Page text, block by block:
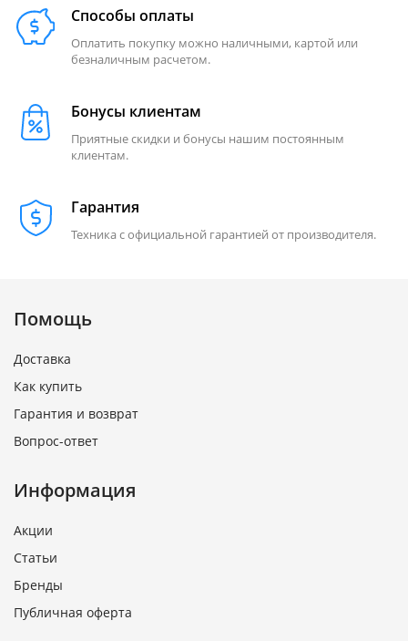
Способы оплаты
Оплатить покупку можно наличными, картой или
безналичным расчетом.
Бонусы клиентам
Приятные скидки и бонусы нашим постоянным
клиентам.
Гарантия
Техника с официальной гарантией от производителя.
Помощь
Доставка
Как купить
Гарантия и возврат
Вопрос-ответ
Информация
Акции
Статьи
Бренды
Публичная оферта